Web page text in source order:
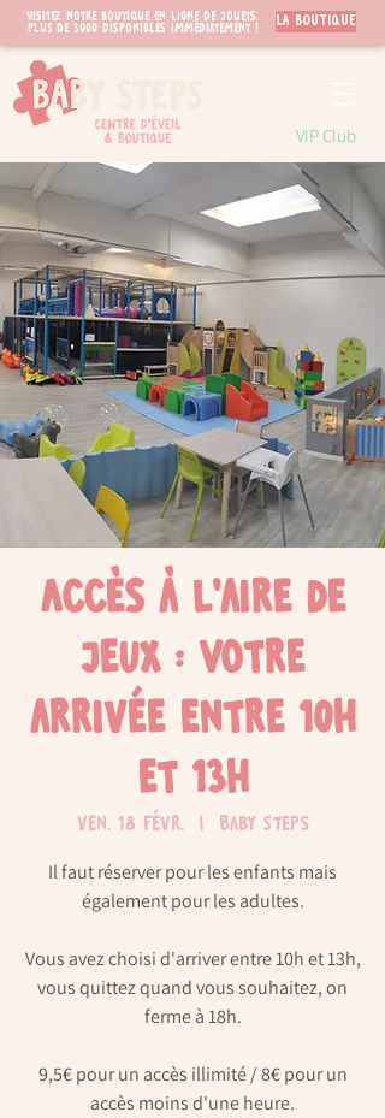
Visitez notre boutique en ligne de jouets.
PLUS de 3000 disponibles immédiatement !
LA BOUTIQUE
VIP Club
Accès à l'aire de
jeux : Votre
arrivée entre 10h
et 13h
ven. 18 févr.
  |
Baby Steps
Il faut réserver pour les enfants mais
également pour les adultes.
Vous avez choisi d'arriver entre 10h et 13h,
vous quittez quand vous souhaitez, on
ferme à 18h.
9,5€ pour un accès illimité / 8€ pour un
accès moins d'une heure.